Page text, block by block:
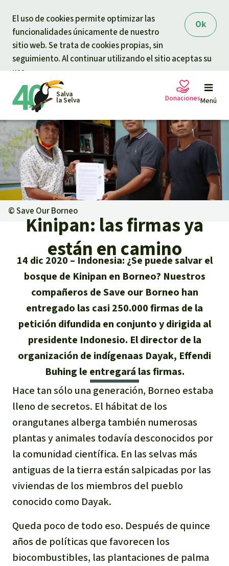
Ok
El uso de cookies permite optimizar las
funcionalidades únicamente de nuestro
sitio web. Se trata de cookies propias, sin
seguimiento. Al continuar utilizando el sitio aceptas su
uso.
Salva
la Selva Menú
Peticiones
Proyectos
Info
Informaciones
Éxitos y Noticias
Suscribirme al boletín
Prensa
Banners Salva la Selva
Widget Salva la Selva
Agenda
Temas
Clima
Madera tropical
Biodiversidad
Selva tropical
Derechos de la Naturaleza
Bioenergía
Metales
Minería
Agrotoxicos
Aceite de palma
Salva la Selva
Salva la Selva
Acerca de Salva la Selva
40 años Salva la Selva
En los Medios
FAQ
Transparencia
Contacto
Búsqueda
Español
English
Français
Italiano
Português
Indonesia
Donaciones
Tu donación ayuda
Donación general
Urgen donaciones
Certificados de donación
Preguntas y Respuestas
Donar para un tema
Bienestar animal
Defensa de la selva
Defensoras y defensores de la
selva
Donar para una región
Sudeste de Asia
África
Latinoamérica
©Save Our Borneo
Kinipan: las firmas ya
están en camino
14 dic 2020
Indonesia: ¿Se puede salvar el
bosque de Kinipan en Borneo? Nuestros
compañeros de Save our Borneo han
entregado las casi 250.000 firmas de la
petición difundida en conjunto y dirigida al
presidente Indonesio. El director de la
organización de indígenaas Dayak, Effendi
Buhing le entregará las firmas.
Hace tan sólo una generación, Borneo estaba
lleno de secretos. El hábitat de los
orangutanes alberga también numerosas
plantas y animales todavía desconocidos por
la comunidad científica. En las selvas más
antiguas de la tierra están salpicadas por las
viviendas de los miembros del pueblo
conocido como Dayak.
Queda poco de todo eso. Después de quince
años de políticas que favorecen los
biocombustibles, las plantaciones de palma